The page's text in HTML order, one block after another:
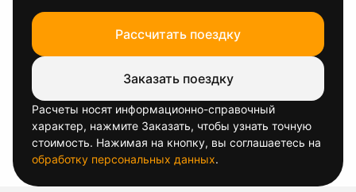
Рассчитать поездку
Заказать поездку
Расчеты носят информационно-справочный
характер, нажмите Заказать, чтобы узнать точную
стоимость. Нажимая на кнопку, вы соглашаетесь на
обработку персональных данных.